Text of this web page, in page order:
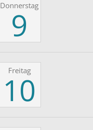
Donnerstag
9
Freitag
10